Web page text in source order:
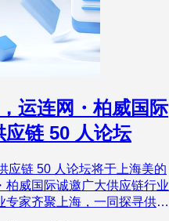
运连网・柏威国际
链 50 人论坛
应链 50 人论坛将于上海美的
威国际诚邀广大供应链行业
专家齐聚上海，一同探寻供应